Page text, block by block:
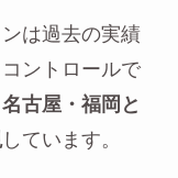
は過去の実績
ントロールで
古屋・福岡と
しています。